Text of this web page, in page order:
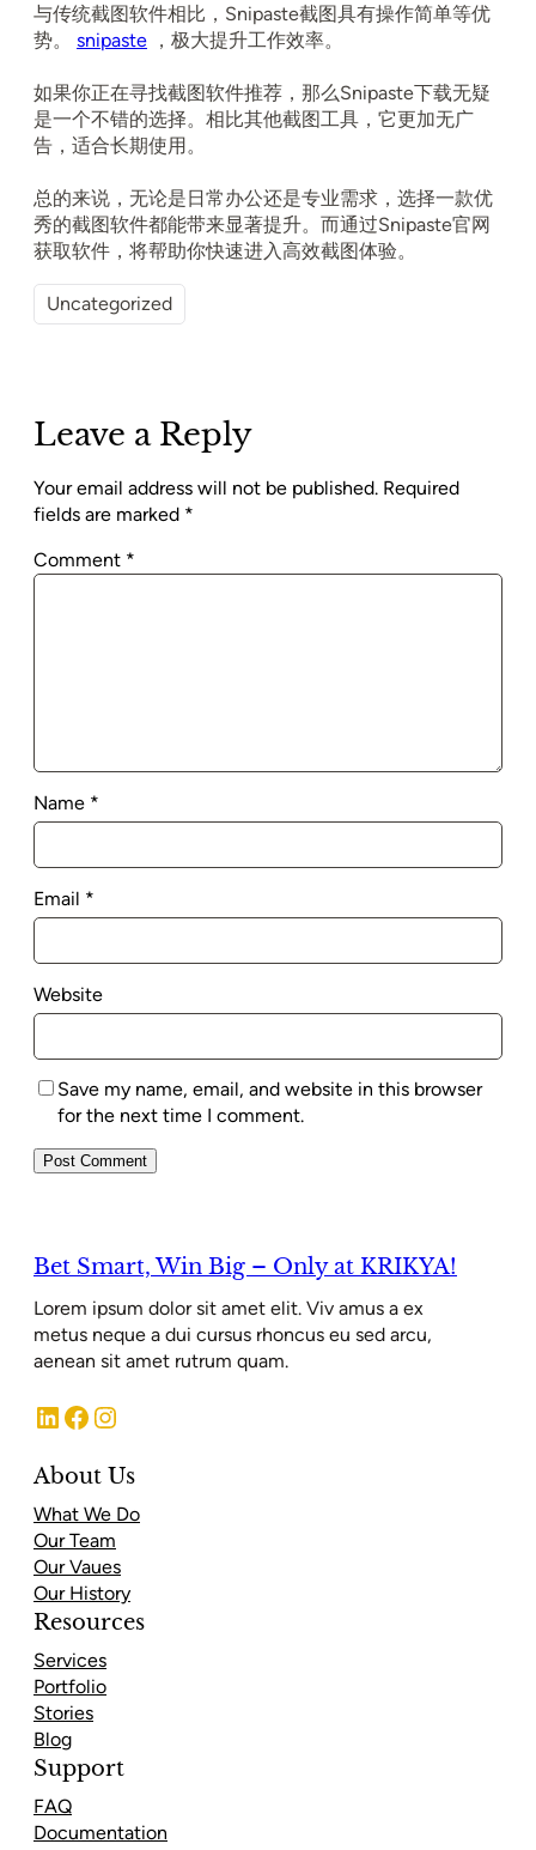
与传统截图软件相比，Snipaste截图具有操作简单等优
势。 snipaste ，极大提升工作效率。
如果你正在寻找截图软件推荐，那么Snipaste下载无疑
是一个不错的选择。相比其他截图工具，它更加无广
告，适合长期使用。
总的来说，无论是日常办公还是专业需求，选择一款优
秀的截图软件都能带来显著提升。而通过Snipaste官网
获取软件，将帮助你快速进入高效截图体验。
Uncategorized
Leave a Reply
Your email address will not be published. Required
fields are marked *
Comment *
Name *
Email *
Website
Save my name, email, and website in this browser
for the next time I comment.
Bet Smart, Win Big – Only at KRIKYA!
Lorem ipsum dolor sit amet elit. Viv amus a ex
metus neque a dui cursus rhoncus eu sed arcu,
aenean sit amet rutrum quam.
LinkedIn Facebook Instagram
About Us
What We Do
Our Team
Our Vaues
Our History
Resources
Services
Portfolio
Stories
Blog
Support
FAQ
Documentation